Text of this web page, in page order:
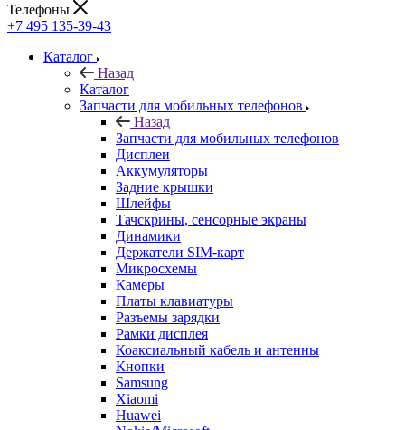
Телефоны
+7 495 135-39-43
Каталог
Назад
Каталог
Запчасти для мобильных телефонов
Назад
Запчасти для мобильных телефонов
Дисплеи
Аккумуляторы
Задние крышки
Шлейфы
Тачскрины, сенсорные экраны
Динамики
Держатели SIM-карт
Микросхемы
Камеры
Платы клавиатуры
Разъемы зарядки
Рамки дисплея
Коаксиальный кабель и антенны
Кнопки
Samsung
Xiaomi
Huawei